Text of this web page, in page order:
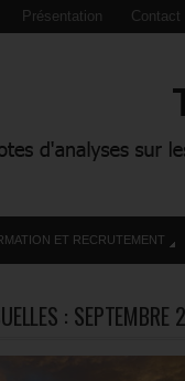
Présentation Contact
ET RECRUTEMENT
: SEPTEMBRE